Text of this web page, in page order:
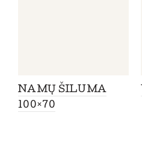
NAMŲ ŠILUMA
100×70